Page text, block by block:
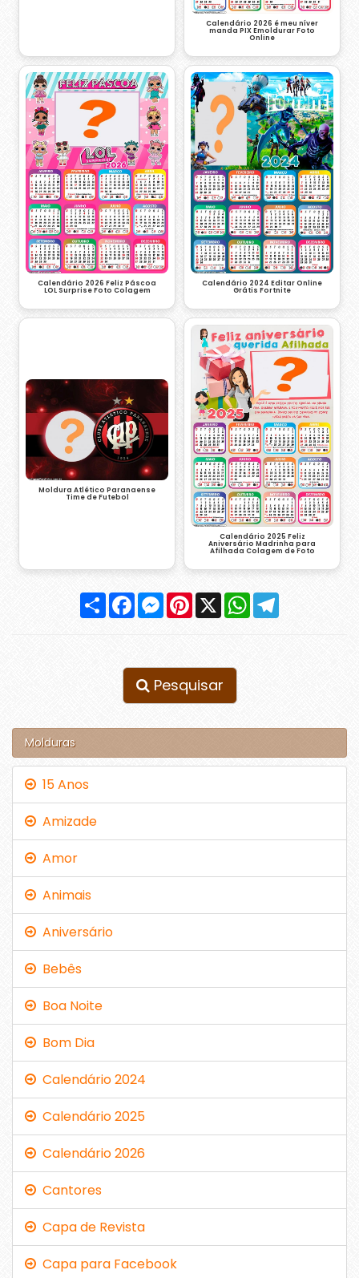
Calendário 2026 é meu níver
manda PIX Emoldurar Foto
Online
Calendário 2026 Feliz Páscoa
LOL Surprise Foto Colagem
Calendário 2024 Editar Online
Grátis Fortnite
Moldura Atlético Paranaense
Time de Futebol
Calendário 2025 Feliz
Aniversário Madrinha para
Afilhada Colagem de Foto
Compartilhar
FacebookMessenger
Pinterest
X WhatsApp
Pesquisar
Molduras
15 Anos
Amizade
Amor
Animais
Aniversário
Bebês
Boa Noite
Bom Dia
Calendário 2024
Calendário 2025
Calendário 2026
Cantores
Capa de Revista
Capa para Facebook